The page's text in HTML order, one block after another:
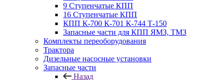
9 Ступенчатые КПП
16 Ступенчатые КПП
КПП К-700 К-701 К-744 Т-150
Запасные части для КПП ЯМЗ, ТМЗ
Комплекты переоборудования
Трактора
Дизельные насосные установки
Запасные части
Назад